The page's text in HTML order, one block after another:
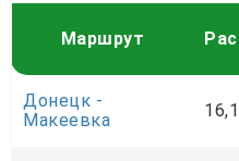
Маршрут
Донецк -
Макеевка